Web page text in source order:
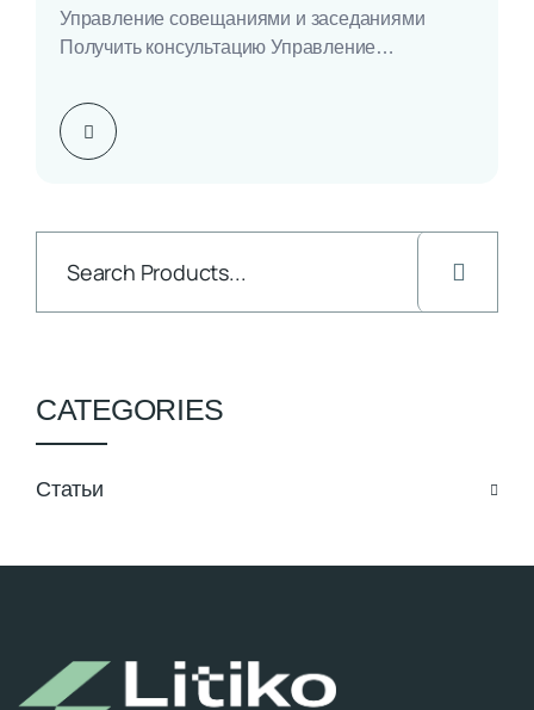
Управление совещаниями и заседаниями
Получить консультацию Управление
эффективность совещаний и контроль
исполнения…
CATEGORIES
Статьи